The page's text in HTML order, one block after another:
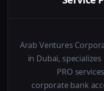
Arab Ventures
in Dubai,
PRO
corporate bank